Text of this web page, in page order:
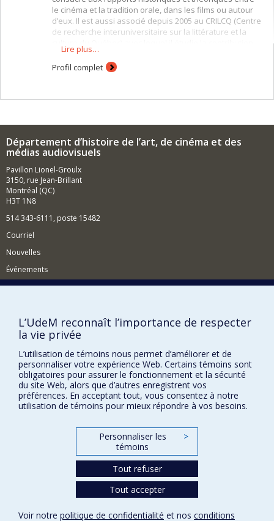
le cinéma et la tradition orale, dans les films ou autour
d’eux. Il est aussi associé depuis 2005 au CRILCQ (Centre
de recherche interuniversitaire sur la littérature et la
du cinéma dans l’émergence de la culture artistique au
Québec. Ses principales publications sont Histoires de
scopes (1989) Le bonimenteur de vues animées (2001) et
Lire plus…
Profil complet
Département d’histoire de l’art, de cinéma et des
médias audiovisuels
Pavillon Lionel-Groulx
3150, rue Jean-Brillant
Montréal (QC)
H3T 1N8
514 343-6111, poste 15482
Courriel
Nouvelles
Événements
Plan du site
Accessibilité
FACULTÉ DES ARTS ET DES SCIENCES
Nos départements et écoles
Nos centres d'études
Conditions d’utilisation
Paramètres des témoins
L’UdeM reconnaît l’importance de respecter
la vie privée
L’utilisation de témoins nous permet d’améliorer et de
personnaliser votre expérience Web. Certains témoins sont
obligatoires pour assurer le fonctionnement et la sécurité
du site Web, alors que d’autres enregistrent vos
préférences. En acceptant tout, vous consentez à notre
utilisation de témoins pour mieux répondre à vos besoins.
Personnaliser les
témoins
>
Tout refuser
Tout accepter
Voir notre politique de confidentialité et nos conditions